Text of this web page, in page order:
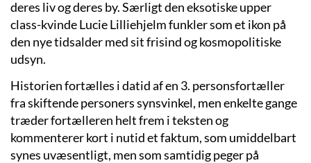
deres liv og deres by. Særligt den eksotiske upper
class-kvinde Lucie Lilliehjelm funkler som et ikon på
den nye tidsalder med sit frisind og kosmopolitiske
udsyn.
Historien fortælles i datid af en 3. personsfortæller
fra skiftende personers synsvinkel, men enkelte gange
træder fortælleren helt frem i teksten og
kommenterer kort i nutid et faktum, som umiddelbart
synes uvæsentligt, men som samtidig peger på